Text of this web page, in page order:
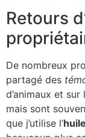
Retours
De nombreux
partagé des
d’animaux et
mais sont
que j’utilise l’